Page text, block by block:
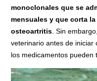
monoclonales que se
mensuales y que corta
osteoartritis . Sin
veterinario antes de iniciar
los medicamentos pueden